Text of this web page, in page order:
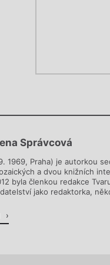
Správcová
1969, Praha) je autorkou
a dvou knižních
byla členkou redakce
jako redaktorka,